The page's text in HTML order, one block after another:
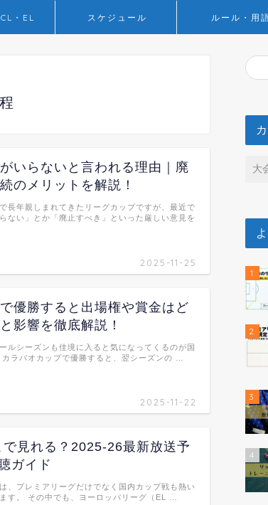
・EL スケジュール ルール・用
いらないと言われる理由｜廃
のメリットを解説！
2025-11-25
長年親しまれてきたリーグカップですが、最近で
ない」とか「廃止すべき」といった厳しい意見を
優勝すると出場権や賞金はど
影響を徹底解説！
2025-11-22
ルシーズンも佳境に入ると気になってくるのが国
ラバオカップで優勝すると、翌シーズンの …
見れる？2025-26最新放送予
ガイド
、プレミアリーグだけでなく国内カップ戦も熱い
す。 その中でも、ヨーロッパリーグ（EL …
1
2
3
4